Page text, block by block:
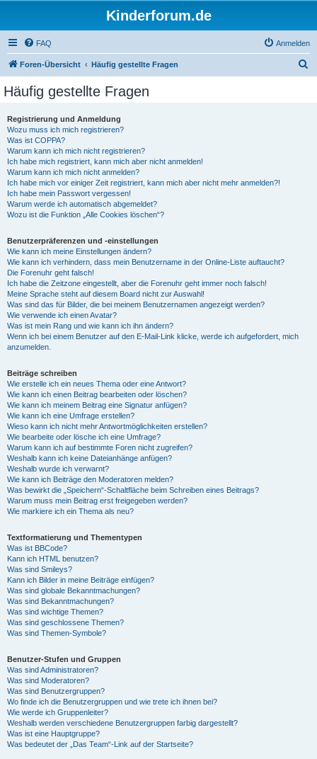
Kinderforum.de
FAQ Anmelden
Foren-Übersicht Häufig gestellte Fragen
Häufig gestellte Fragen
Registrierung und Anmeldung
Wozu muss ich mich registrieren?
Was ist COPPA?
Warum kann ich mich nicht registrieren?
Ich habe mich registriert, kann mich aber nicht anmelden!
Warum kann ich mich nicht anmelden?
Ich habe mich vor einiger Zeit registriert, kann mich aber nicht mehr anmelden?!
Ich habe mein Passwort vergessen!
Warum werde ich automatisch abgemeldet?
Wozu ist die Funktion „Alle Cookies löschen“?
Benutzerpräferenzen und -einstellungen
Wie kann ich meine Einstellungen ändern?
Wie kann ich verhindern, dass mein Benutzername in der Online-Liste auftaucht?
Die Forenuhr geht falsch!
Ich habe die Zeitzone eingestellt, aber die Forenuhr geht immer noch falsch!
Meine Sprache steht auf diesem Board nicht zur Auswahl!
Was sind das für Bilder, die bei meinem Benutzernamen angezeigt werden?
Wie verwende ich einen Avatar?
Was ist mein Rang und wie kann ich ihn ändern?
Wenn ich bei einem Benutzer auf den E-Mail-Link klicke, werde ich aufgefordert, mich
anzumelden.
Beiträge schreiben
Wie erstelle ich ein neues Thema oder eine Antwort?
Wie kann ich einen Beitrag bearbeiten oder löschen?
Wie kann ich meinem Beitrag eine Signatur anfügen?
Wie kann ich eine Umfrage erstellen?
Wieso kann ich nicht mehr Antwortmöglichkeiten erstellen?
Wie bearbeite oder lösche ich eine Umfrage?
Warum kann ich auf bestimmte Foren nicht zugreifen?
Weshalb kann ich keine Dateianhänge anfügen?
Weshalb wurde ich verwarnt?
Wie kann ich Beiträge den Moderatoren melden?
Was bewirkt die „Speichern“-Schaltfläche beim Schreiben eines Beitrags?
Warum muss mein Beitrag erst freigegeben werden?
Wie markiere ich ein Thema als neu?
Textformatierung und Thementypen
Was ist BBCode?
Kann ich HTML benutzen?
Was sind Smileys?
Kann ich Bilder in meine Beiträge einfügen?
Was sind globale Bekanntmachungen?
Was sind Bekanntmachungen?
Was sind wichtige Themen?
Was sind geschlossene Themen?
Was sind Themen-Symbole?
Benutzer-Stufen und Gruppen
Was sind Administratoren?
Was sind Moderatoren?
Was sind Benutzergruppen?
Wo finde ich die Benutzergruppen und wie trete ich ihnen bei?
Wie werde ich Gruppenleiter?
Weshalb werden verschiedene Benutzergruppen farbig dargestellt?
Was ist eine Hauptgruppe?
Was bedeutet der „Das Team“-Link auf der Startseite?